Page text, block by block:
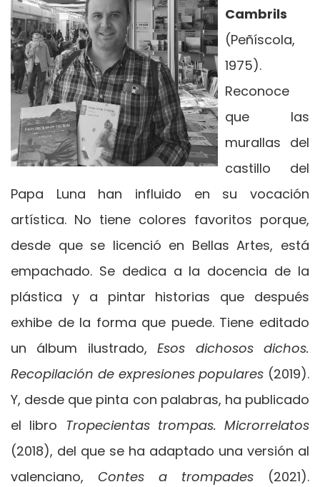
Cambrils
(Peñíscola,
1975).
Reconoce
que las
murallas del
castillo del
Papa Luna han influido en su vocación
artística. No tiene colores favoritos porque,
desde que se licenció en Bellas Artes, está
empachado. Se dedica a la docencia de la
plástica y a pintar historias que después
exhibe de la forma que puede. Tiene editado
un álbum ilustrado,Esos dichosos dichos.
Recopilación de expresiones populares (2019).
Y, desde que pinta con palabras, ha publicado
el libro Tropecientas trompas. Microrrelatos
(2018), del que se ha adaptado una versión al
valenciano, Contes a trompades (2021).